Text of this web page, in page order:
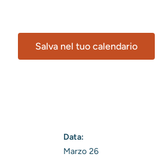
Salva nel tuo calendario
Data:
Marzo 26